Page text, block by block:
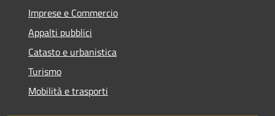
Imprese e Commercio
Appalti pubblici
Catasto e urbanistica
Turismo
Mobilità e trasporti